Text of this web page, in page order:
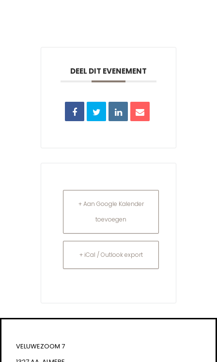
DEEL DIT EVENEMENT
+ Aan Google Kalender
toevoegen
+ iCal / Outlook export
VELUWEZOOM 7